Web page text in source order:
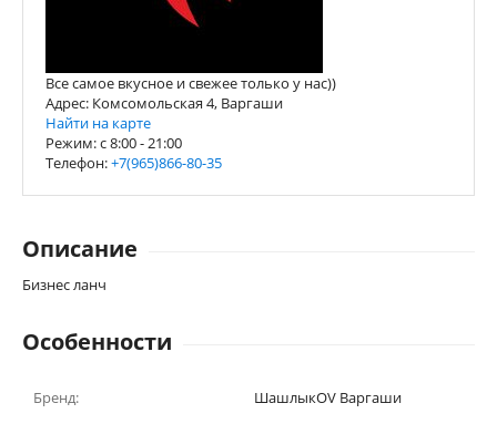
Все самое вкусное и свежее только у нас))
Адрес: Комсомольская 4, Варгаши
Найти на карте
Режим: c 8:00 - 21:00
Телефон:+7(965)866-80-35
Описание
Бизнес ланч
Особенности
Бренд: ШашлыкOV Варгаши